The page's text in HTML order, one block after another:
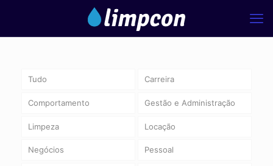
Tudo Carreira
Comportamento Gestão e Administração
Limpeza Locação
Negócios Pessoal